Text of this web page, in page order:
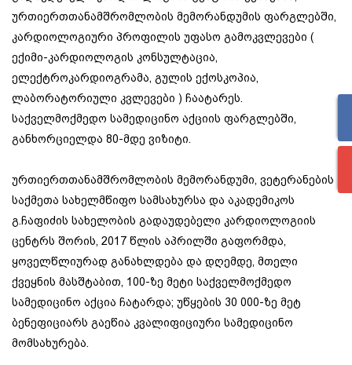
ურთიერთთანამშრომლობის მემორანდუმის ფარგლებში,
კარდიოლოგიური პროფილის უფასო გამოკვლევები (
ექიმი-კარდიოლოგის კონსულტაცია,
ელექტროკარდიოგრამა, გულის ექოსკოპია,
ლაბორატორიული კვლევები ) ჩაატარეს.
საქველმოქმედო სამედიცინო აქციის ფარგლებში,
განხორციელდა 80-მდე ვიზიტი.
ურთიერთთანამშრომლობის მემორანდუმი, ვეტერანების
საქმეთა სახელმწიფო სამსახურსა და აკადემიკოს
გ.ჩაფიძის სახელობის გადაუდებელი კარდიოლოგიის
ცენტრს შორის, 2017 წლის აპრილში გაფორმდა,
ყოველწლიურად განახლდება და დღემდე, მთელი
ქვეყნის მასშტაბით, 100-ზე მეტი საქველმოქმედო
სამედიცინო აქცია ჩატარდა; უწყების 30 000-ზე მეტ
ბენეფიციარს გაეწია კვალიფიციური სამედიცინო
მომსახურება.